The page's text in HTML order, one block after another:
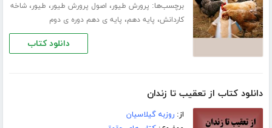
برچسب‌ها: پرورش طیور، اصول پرورش طیور، طیور،شاخه
کاردانش، پایه دهم، پایه ی دهم دوره ی دوم
دانلود کتاب
دانلود کتاب از تعقیب تا زندان
از:روزبه گیلاسیان